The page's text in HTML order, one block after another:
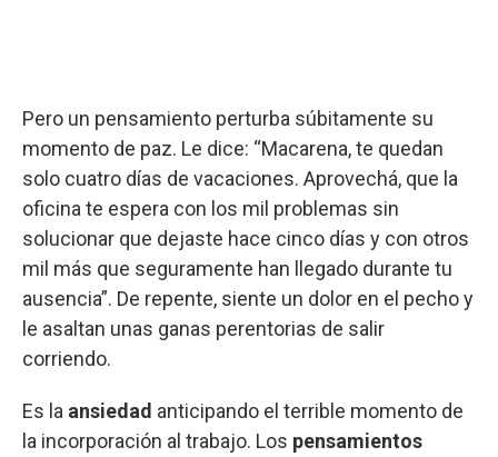
Pero un pensamiento perturba súbitamente su
momento de paz. Le dice: “Macarena, te quedan
solo cuatro días de vacaciones. Aprovechá, que la
oficina te espera con los mil problemas sin
solucionar que dejaste hace cinco días y con otros
mil más que seguramente han llegado durante tu
ausencia”. De repente, siente un dolor en el pecho y
le asaltan unas ganas perentorias de salir
corriendo.
Es la ansiedad anticipando el terrible momento de
la incorporación al trabajo. Los pensamientos